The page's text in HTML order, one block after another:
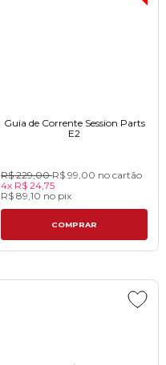
Guia de Corrente Session Parts
E2
R$ 229,00R$ 99,00 no cartão
4x R$ 24,75
R$ 89,10 no pix
COMPRAR